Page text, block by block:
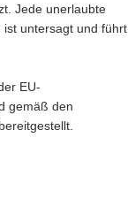
Jede unerlaubte
ist untersagt und führt
EU-
gemäß den